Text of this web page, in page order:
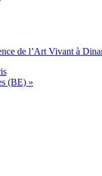
de l’Art Vivant à
(BE) »